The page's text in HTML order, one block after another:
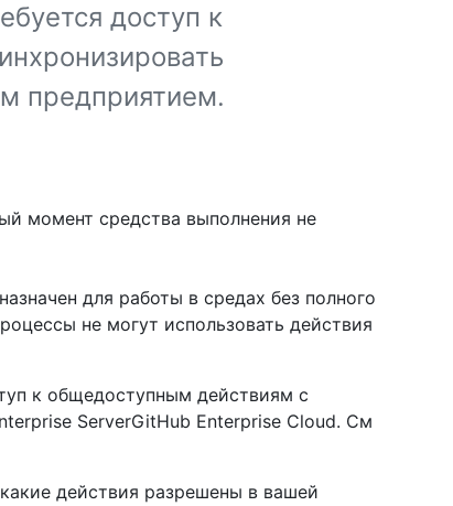
доступ к
предприятием.
момент средства выполнения не
для работы в средах без полного
не могут использовать действия
к общедоступным действиям с
ServerGitHub Enterprise Cloud. См
действия разрешены в вашей